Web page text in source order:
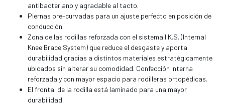
antibacteriano y agradable al tacto.
Piernas pre-curvadas para un ajuste perfecto en posición de
conducción.
Zona de las rodillas reforzada con el sistema I.K.S. (Internal
Knee Brace System) que reduce el desgaste y aporta
durabilidad gracias a distintos materiales estratégicamente
ubicados sin alterar su comodidad. Confección interna
reforzada y con mayor espacio para rodilleras ortopédicas.
El frontal de la rodilla está laminado para una mayor
durabilidad.